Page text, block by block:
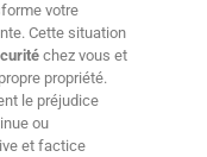
votre
Cette situation
chez vous et
propriété.
le préjudice
ou
et factice